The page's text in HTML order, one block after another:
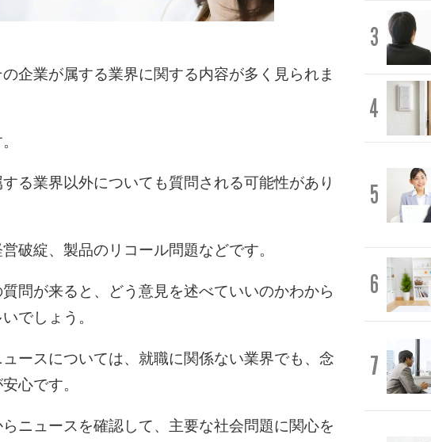
企業が属する業界に関する内容が多く見られま
る業界以外についても質問される可能性があり
破綻、製品のリコール問題などです。
問が来ると、どう意見を述べていいのかわから
でしょう。
ースについては、就職に関係ない業界でも、念
心です。
ニュースを確認して、主要な社会問題に関心を
3
4
5
6
7